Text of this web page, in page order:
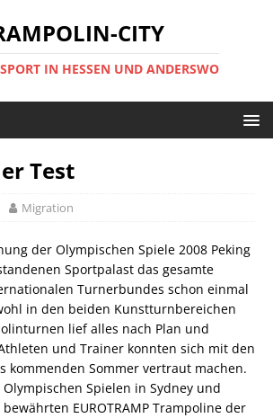
CITY
IN HESSEN UND ANDERSWO
Test
Migration
der Olympischen Spiele 2008 Peking
Sportpalast das gesamte
Turnerbundes schon einmal
in den beiden Kunstturnbereichen
lief alles nach Plan und
und Trainer konnten sich mit den
kommenden Sommer vertraut machen.
Spielen in Sydney und
EUROTRAMP Trampoline der